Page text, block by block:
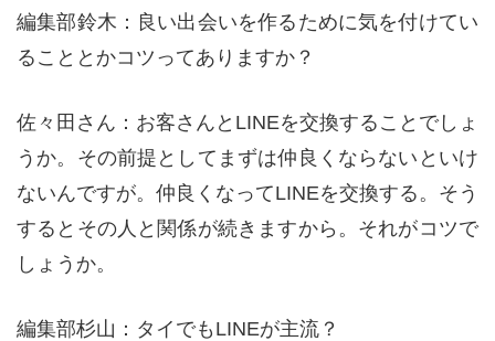
編集部鈴木：良い出会いを作るために気を付けてい
ることとかコツってありますか？
佐々田さん：お客さんとLINEを交換することでしょ
うか。その前提としてまずは仲良くならないといけ
ないんですが。仲良くなってLINEを交換する。そう
するとその人と関係が続きますから。それがコツで
しょうか。
編集部杉山：タイでもLINEが主流？